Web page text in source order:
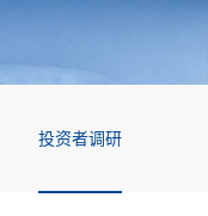
投资者调研